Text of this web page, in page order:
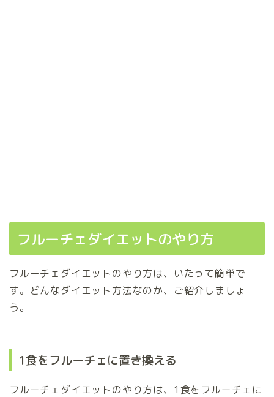
フルーチェダイエットのやり方
フルーチェダイエットのやり方は、いたって簡単で
す。どんなダイエット方法なのか、ご紹介しましょ
う。
1食をフルーチェに置き換える
フルーチェダイエットのやり方は、1食をフルーチェに